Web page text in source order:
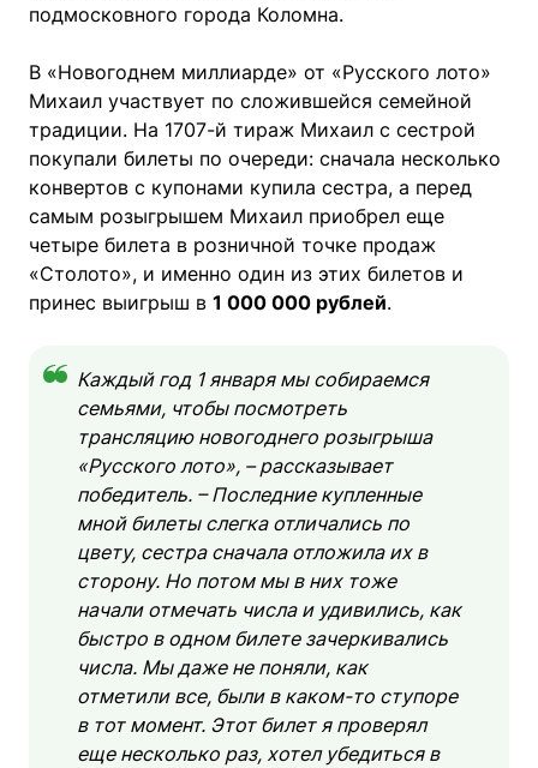
подмосковного города Коломна.
В «Новогоднем миллиарде» от «Русского лото»
Михаил участвует по сложившейся семейной
традиции. На 1707-й тираж Михаил с сестрой
покупали билеты по очереди: сначала несколько
конвертов с купонами купила сестра, а перед
самым розыгрышем Михаил приобрел еще
четыре билета в розничной точке продаж
«Столото», и именно один из этих билетов и
принес выигрыш в 1 000 000 рублей.
Каждый год 1 января мы собираемся
семьями, чтобы посмотреть
трансляцию новогоднего розыгрыша
«Русского лото», – рассказывает
победитель. – Последние купленные
мной билеты слегка отличались по
цвету, сестра сначала отложила их в
сторону. Но потом мы в них тоже
начали отмечать числа и удивились, как
быстро в одном билете зачеркивались
числа. Мы даже не поняли, как
отметили все, были в каком-то ступоре
в тот момент. Этот билет я проверял
еще несколько раз, хотел убедиться в